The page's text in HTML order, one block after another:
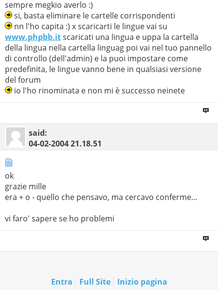
sempre megkio averlo :)
si, basta eliminare le cartelle corrispondenti
nn l'ho capita :) x scaricarti le lingue vai su
www.phpbb.itscaricati una lingua e uppa la cartella
della lingua nella cartella linguag poi vai nel tuo pannello
di controllo (dell'admin) e la puoi impostare come
predefinita, le lingue vanno bene in qualsiasi versione
del forum
io l'ho rinominata e non mi è successo neinete
said:
04-02-200421.18.51
ok
grazie mille
era + o - quello che pensavo, ma cercavo conferme...
vi faro' sapere se ho problemi
Entra Full Site Inizio pagina